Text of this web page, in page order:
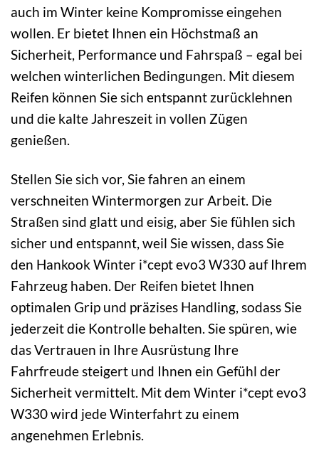
auch im Winter keine Kompromisse eingehen
wollen. Er bietet Ihnen ein Höchstmaß an
Sicherheit, Performance und Fahrspaß – egal bei
welchen winterlichen Bedingungen. Mit diesem
Reifen können Sie sich entspannt zurücklehnen
und die kalte Jahreszeit in vollen Zügen
genießen.
Stellen Sie sich vor, Sie fahren an einem
verschneiten Wintermorgen zur Arbeit. Die
Straßen sind glatt und eisig, aber Sie fühlen sich
sicher und entspannt, weil Sie wissen, dass Sie
den Hankook Winter i*cept evo3 W330 auf Ihrem
Fahrzeug haben. Der Reifen bietet Ihnen
optimalen Grip und präzises Handling, sodass Sie
jederzeit die Kontrolle behalten. Sie spüren, wie
das Vertrauen in Ihre Ausrüstung Ihre
Fahrfreude steigert und Ihnen ein Gefühl der
Sicherheit vermittelt. Mit dem Winter i*cept evo3
W330 wird jede Winterfahrt zu einem
angenehmen Erlebnis.